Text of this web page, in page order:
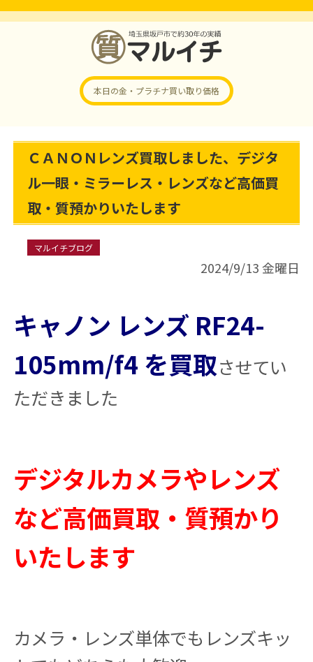
本日の金・プラチナ買い取り価格
ＣＡＮＯＮレンズ買取しました、デジタ
ル一眼・ミラーレス・レンズなど高価買
取・質預かりいたします
マルイチブログ
2024/9/13 金曜日
キャノン レンズ RF24-
105mm/f4 を買取させてい
ただきました
デジタルカメラやレンズ
など高価買取・質預かり
いたします
カメラ・レンズ単体でもレンズキッ